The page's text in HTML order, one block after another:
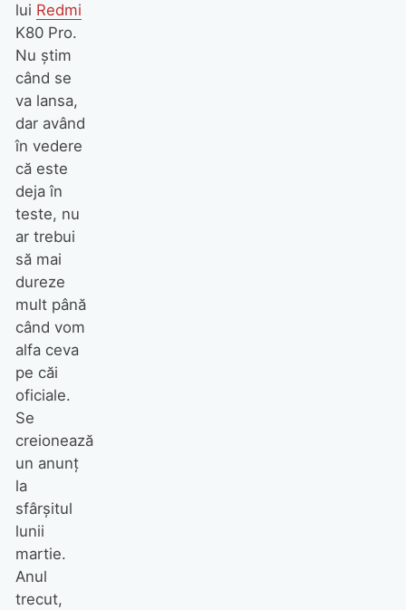
lui Redmi
K80 Pro.
Nu știm
când se
va lansa,
dar având
în vedere
că este
deja în
teste, nu
ar trebui
să mai
dureze
mult până
când vom
alfa ceva
pe căi
oficiale.
Se
creionează
un anunț
la
sfârșitul
lunii
martie.
Anul
trecut,